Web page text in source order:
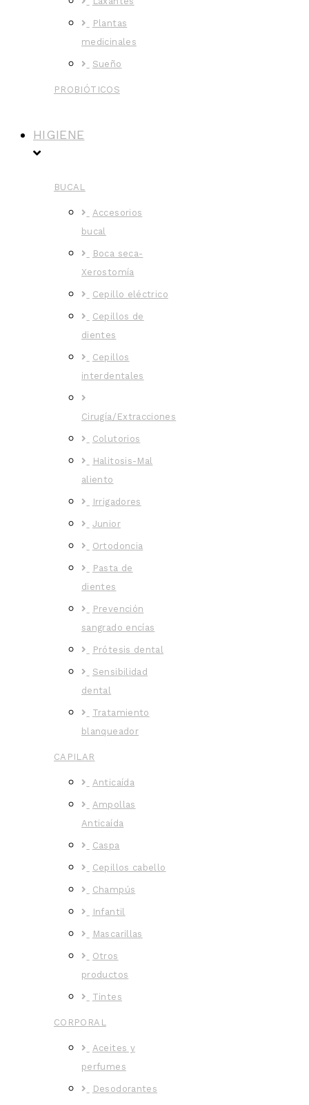
Plantas
medicinales
Sueño
PROBIÓTICOS
HIGIENE
BUCAL
Accesorios
bucal
Boca seca-
Xerostomía
Cepillo eléctrico
Cepillos de
dientes
Cepillos
interdentales
Cirugía/Extracciones
Colutorios
Halitosis-Mal
aliento
Irrigadores
Junior
Ortodoncia
Pasta de
dientes
Prevención
sangrado encías
Prótesis dental
Sensibilidad
dental
Tratamiento
blanqueador
CAPILAR
Anticaída
Ampollas
Anticaída
Caspa
Cepillos cabello
Champús
Infantil
Mascarillas
Otros
productos
Tintes
CORPORAL
Aceites y
perfumes
Desodorantes